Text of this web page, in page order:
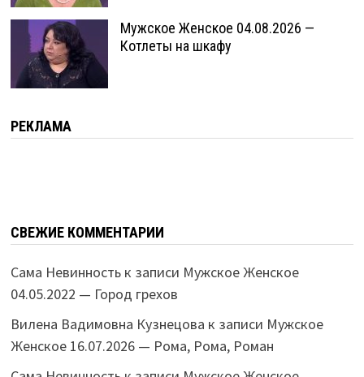
Мужское Женское 04.08.2026 —
Котлеты на шкафу
РЕКЛАМА
СВЕЖИЕ КОММЕНТАРИИ
Сама Невинностьк записи Мужское Женское
04.05.2022 — Город грехов
Вилена Вадимовна Кузнецова к записи Мужское
Женское 16.07.2026 — Рома, Рома, Роман